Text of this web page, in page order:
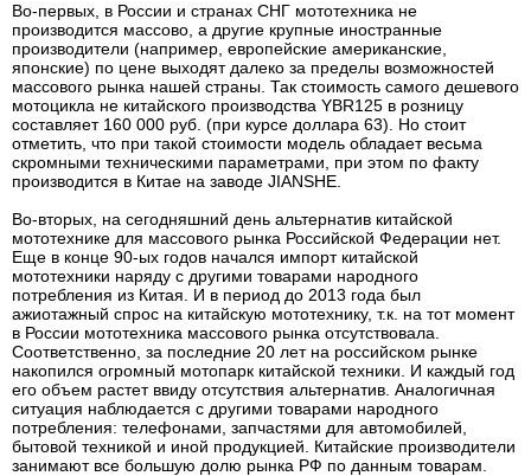
Во-первых, в России и странах СНГ мототехника не
производится массово, а другие крупные иностранные
производители (например, европейские американские,
японские) по цене выходят далеко за пределы возможностей
массового рынка нашей страны. Так стоимость самого дешевого
мотоцикла не китайского производства YBR125 в розницу
составляет 160 000 руб. (при курсе доллара 63). Но стоит
отметить, что при такой стоимости модель обладает весьма
скромными техническими параметрами, при этом по факту
производится в Китае на заводе JIANSHE.
Во-вторых, на сегодняшний день альтернатив китайской
мототехнике для массового рынка Российской Федерации нет.
Еще в конце 90-ых годов начался импорт китайской
мототехники наряду с другими товарами народного
потребления из Китая. И в период до 2013 года был
ажиотажный спрос на китайскую мототехнику, т.к. на тот момент
в России мототехника массового рынка отсутствовала.
Соответственно, за последние 20 лет на российском рынке
накопился огромный мотопарк китайской техники. И каждый год
его объем растет ввиду отсутствия альтернатив. Аналогичная
ситуация наблюдается с другими товарами народного
потребления: телефонами, запчастями для автомобилей,
бытовой техникой и иной продукцией. Китайские производители
занимают все большую долю рынка РФ по данным товарам.